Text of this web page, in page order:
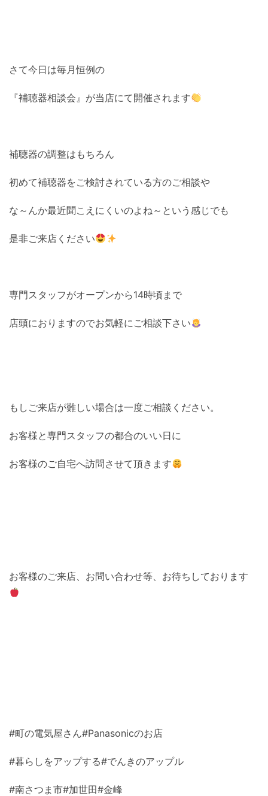
さて今日は毎月恒例の
『補聴器相談会』が当店にて開催されます
補聴器の調整はもちろん
初めて補聴器をご検討されている方のご相談や
な～んか最近聞こえにくいのよね～という感じでも
是非ご来店ください
専門スタッフがオープンから14時頃まで
店頭におりますのでお気軽にご相談下さい
もしご来店が難しい場合は一度ご相談ください。
お客様と専門スタッフの都合のいい日に
お客様のご自宅へ訪問させて頂きます
お客様のご来店、お問い合わせ等、お待ちしております
#町の電気屋さん#Panasonicのお店
#暮らしをアップする#でんきのアップル
#南さつま市#加世田#金峰